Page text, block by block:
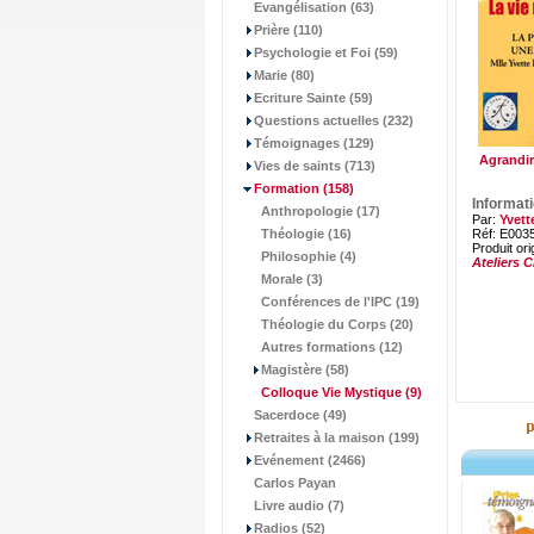
Evangélisation (63)
Prière (110)
Psychologie et Foi (59)
Marie (80)
Ecriture Sainte (59)
Questions actuelles (232)
Témoignages (129)
Vies de saints (713)
Formation (158)
Anthropologie (17)
Théologie (16)
Philosophie (4)
Morale (3)
Conférences de l'IPC (19)
Théologie du Corps (20)
Autres formations (12)
Magistère (58)
Colloque Vie Mystique (9)
Sacerdoce (49)
Retraites à la maison (199)
Evénement (2466)
Carlos Payan
Livre audio (7)
Radios (52)
Agrandir
Par:
Réf:
Produit
Ateliers